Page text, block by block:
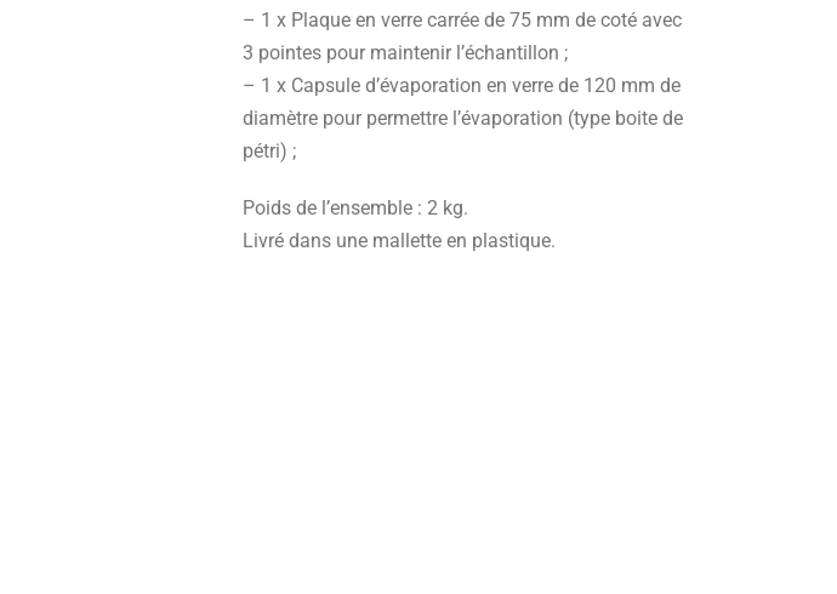
– 1 x Plaque en verre carrée de 75 mm de coté avec
3 pointes pour maintenir l’échantillon ;
– 1 x Capsule d’évaporation en verre de 120 mm de
diamètre pour permettre l’évaporation (type boite de
pétri) ;
Poids de l’ensemble : 2 kg.
Livré dans une mallette en plastique.